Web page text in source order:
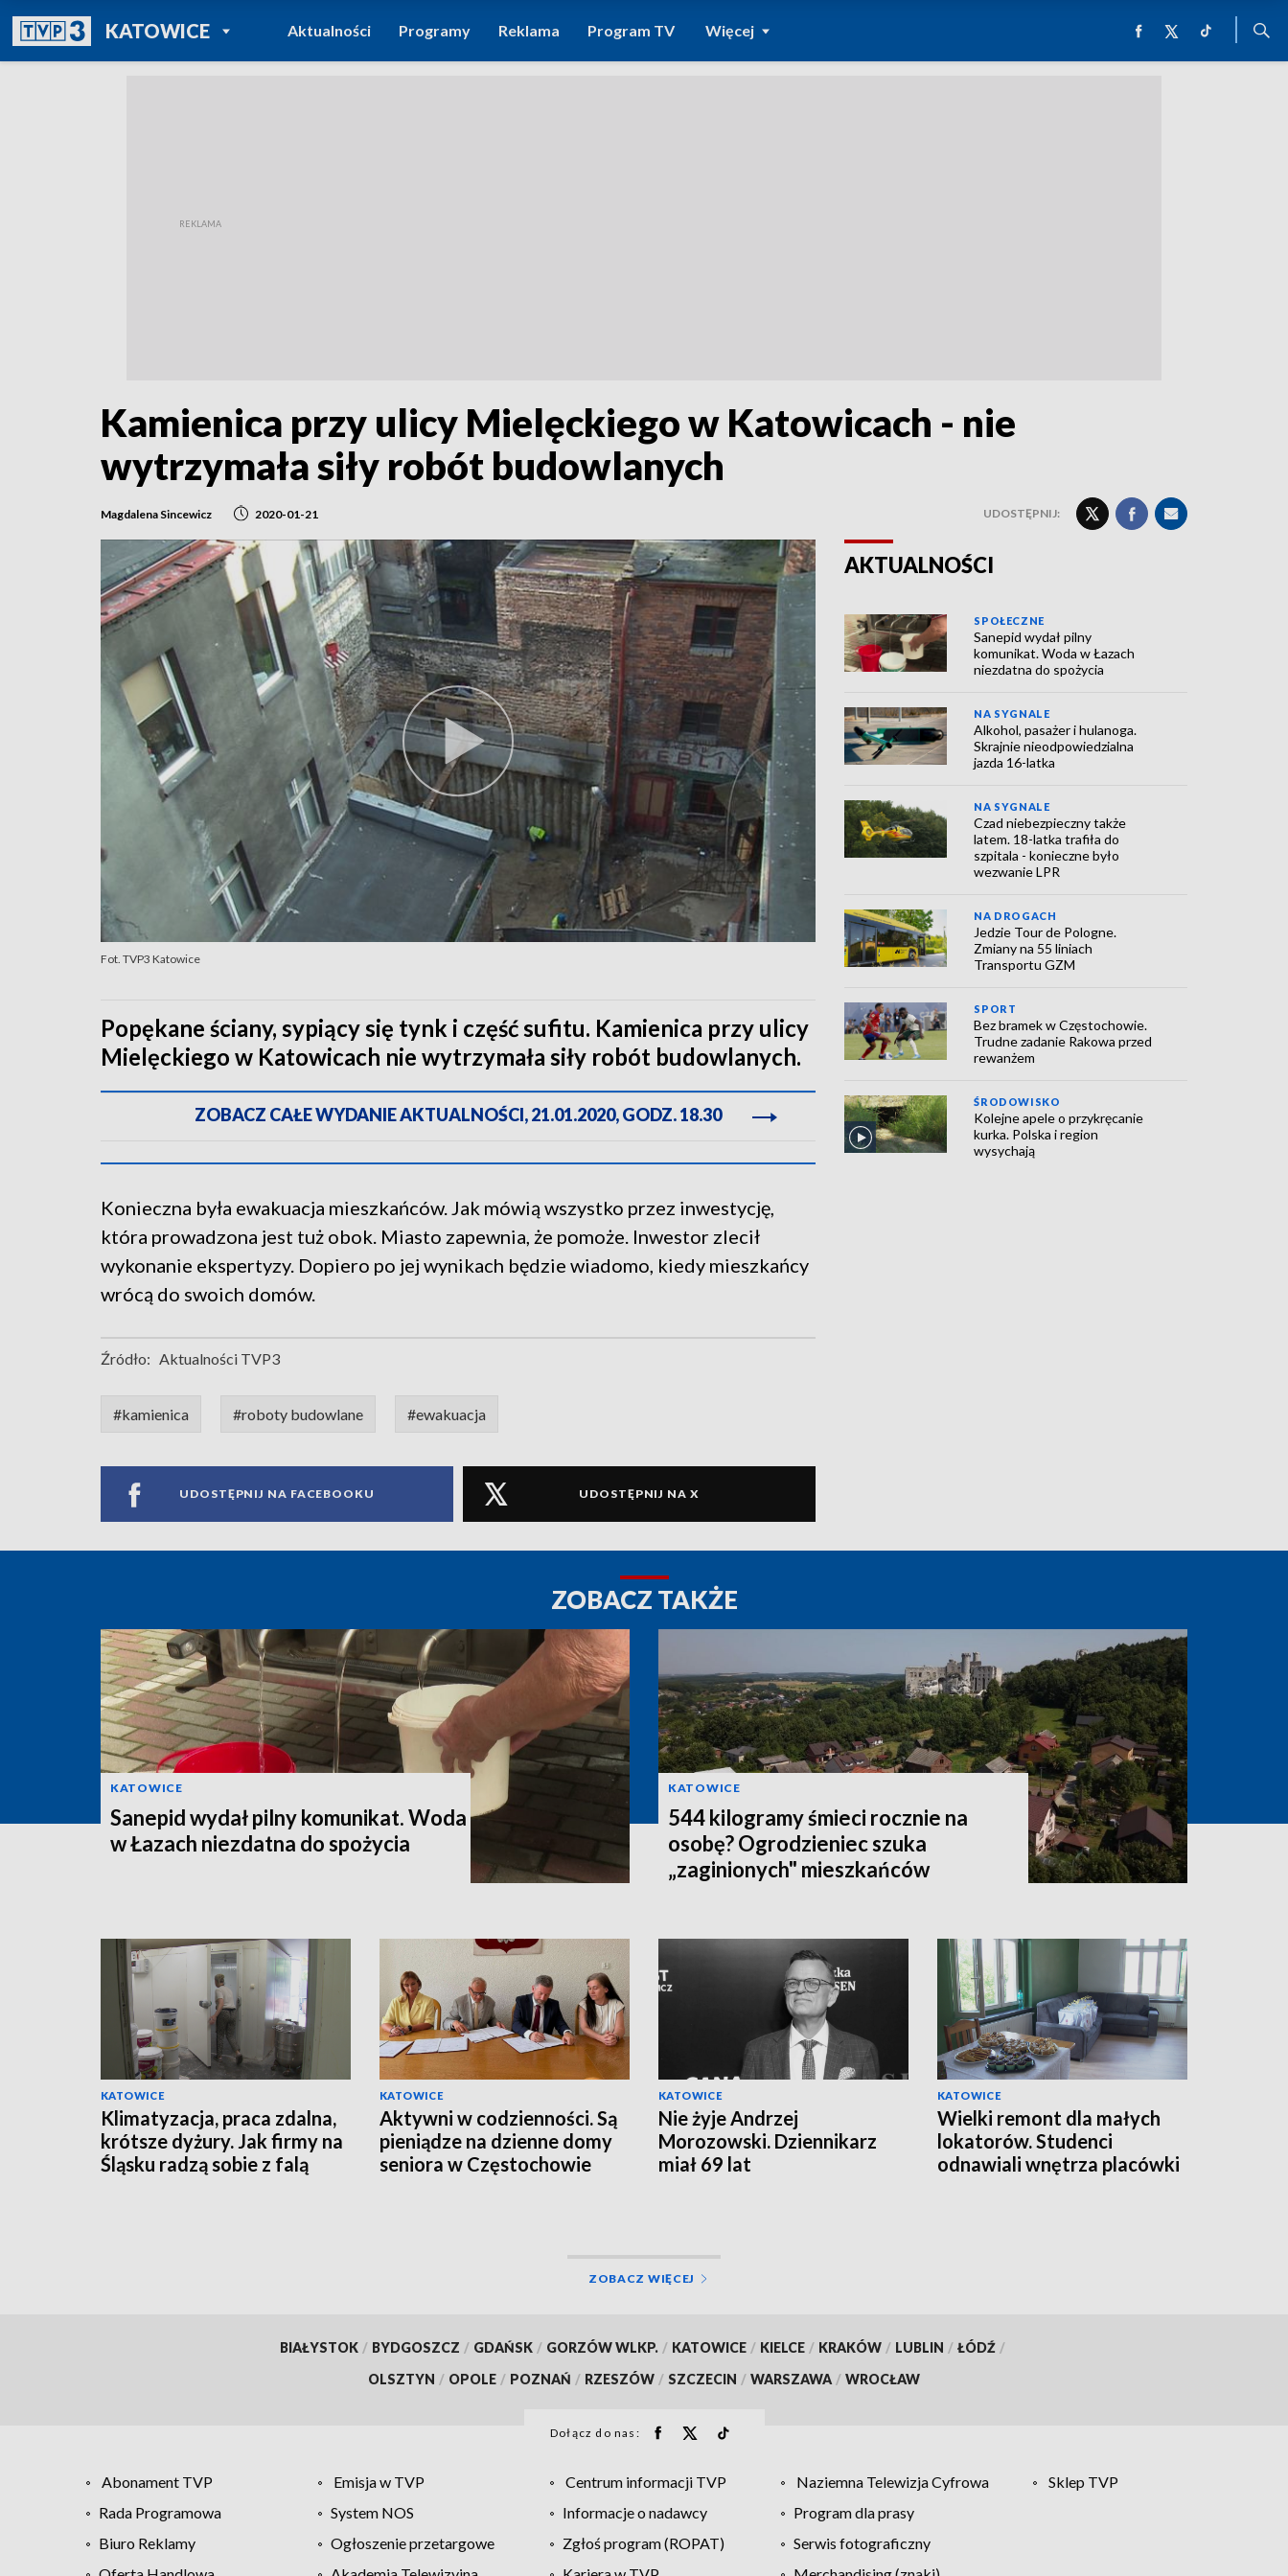
KATOWICEPOWRÓT DO
TVP REGIONY
Aktualności Programy Reklama Program TV Więcej
Kamienica przy ulicy Mielęckiego w Katowicach - nie
wytrzymała siły robót budowlanych
Magdalena Sincewicz 2020-01-21 UDOSTĘPNIJ:
Fot. TVP3 Katowice
Popękane ściany, sypiący się tynk i część sufitu. Kamienica przy ulicy
Mielęckiego w Katowicach nie wytrzymała siły robót budowlanych.
ZOBACZ CAŁE WYDANIE AKTUALNOŚCI, 21.01.2020, GODZ. 18.30
Konieczna była ewakuacja mieszkańców. Jak mówią wszystko przez inwestycję,
która prowadzona jest tuż obok. Miasto zapewnia, że pomoże. Inwestor zlecił
wykonanie ekspertyzy. Dopiero po jej wynikach będzie wiadomo, kiedy mieszkańcy
wrócą do swoich domów.
Źródło: Aktualności TVP3
#kamienica #roboty budowlane #ewakuacja
UDOSTĘPNIJ NA FACEBOOKU UDOSTĘPNIJ NA X
AKTUALNOŚCI
SPOŁECZNE
Sanepid wydał pilny
komunikat. Woda w Łazach
niezdatna do spożycia
NA SYGNALE
Alkohol, pasażer i hulanoga.
Skrajnie nieodpowiedzialna
jazda 16-latka
NA SYGNALE
Czad niebezpieczny także
latem. 18-latka trafiła do
szpitala - konieczne było
wezwanie LPR
NA DROGACH
Jedzie Tour de Pologne.
Zmiany na 55 liniach
Transportu GZM
SPORT
Bez bramek w Częstochowie.
Trudne zadanie Rakowa przed
rewanżem
ŚRODOWISKO
Kolejne apele o przykręcanie
kurka. Polska i region
wysychają
ZOBACZ TAKŻE
KATOWICE
Sanepid wydał pilny komunikat. Woda
w Łazach niezdatna do spożycia
KATOWICE
544 kilogramy śmieci rocznie na
osobę? Ogrodzieniec szuka
„zaginionych" mieszkańców
KATOWICE
Klimatyzacja, praca zdalna,
krótsze dyżury. Jak firmy na
Śląsku radzą sobie z falą
KATOWICE
Aktywni w codzienności. Są
pieniądze na dzienne domy
seniora w Częstochowie
KATOWICE
Nie żyje Andrzej
Morozowski. Dziennikarz
miał 69 lat
KATOWICE
Wielki remont dla małych
lokatorów. Studenci
odnawiali wnętrza placówki
ZOBACZ WIĘCEJ
BIAŁYSTOK / BYDGOSZCZ / GDAŃSK / GORZÓW WLKP. / KATOWICE / KIELCE / KRAKÓW / LUBLIN / ŁÓDŹ /
OLSZTYN / OPOLE / POZNAŃ / RZESZÓW / SZCZECIN / WARSZAWA / WROCŁAW
Dołącz do nas:
Abonament TVP Emisja w TVP Centrum informacji TVP Naziemna Telewizja Cyfrowa
Sklep TVP
Rada Programowa
System NOS Informacje o nadawcy
Program dla prasy
Biuro Reklamy
Ogłoszenie przetargowe Zgłoś program (ROPAT)
Serwis fotograficzny